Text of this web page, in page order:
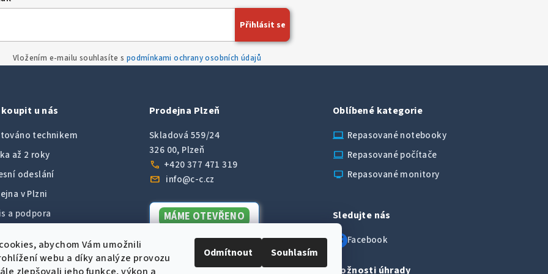
abychom Vám umožnili
webu a díky analýze provozu
Odmítnout Souhlasím
Vložením e-mailu souhlasíte s podmínkami ochrany osobních údajů
Přihlásit se
u nás
technikem
až 2 roky
odeslání
v Plzni
a podpora
hodnocení od zákazníků
Prodejna Plzeň
Skladová 559/24
326 00, Plzeň
call +420 377 471 319
mail info@c-c.cz
MÁME OTEVŘENO
Oblíbené kategorie
laptop_chromebook Repasované notebooky
computer Repasované počítače
monitor Repasované monitory
Sledujte nás
Facebook
Možnosti úhrady